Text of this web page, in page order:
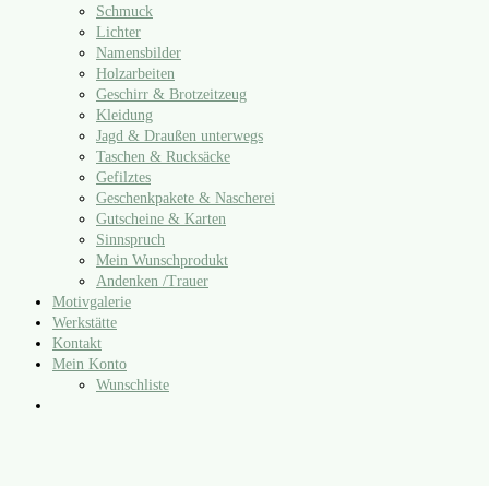
Schmuck
Lichter
Namensbilder
Holzarbeiten
Geschirr & Brotzeitzeug
Kleidung
Jagd & Draußen unterwegs
Taschen & Rucksäcke
Gefilztes
Geschenkpakete & Nascherei
Gutscheine & Karten
Sinnspruch
Mein Wunschprodukt
Andenken /​Trauer
Motivgalerie
Werkstätte
Kontakt
Mein Konto
Wunschliste